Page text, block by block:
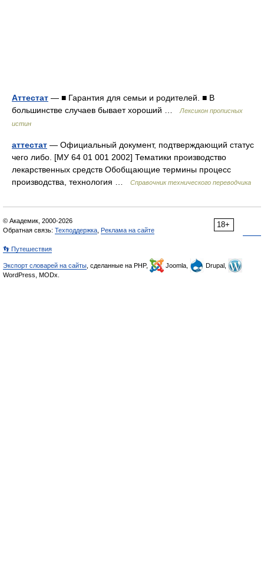
Аттестат — ■ Гарантия для семьи и родителей. ■ В
большинстве случаев бывает хороший …
Лексикон прописных
истин
аттестат — Официальный документ, подтверждающий статус
чего либо. [МУ 64 01 001 2002] Тематики производство
лекарственных средств Обобщающие термины процесс
производства, технология …
Справочник технического переводчика
18+
© Академик, 2000-2026
Обратная связь: Техподдержка Реклама на сайте
👣 Путешествия
Экспорт словарей на сайты , сделанные на PHP, Joomla,
Drupal,
WordPress, MODx.